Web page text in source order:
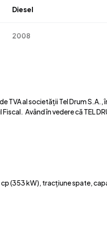
Diesel
2008
al societății Tel Drum S.A.,
Având în vedere că TEL
(353 kW), tracțiune spate,